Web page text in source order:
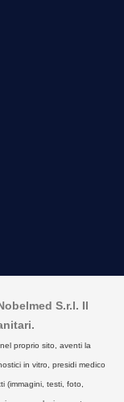
S.r.l. Il
proprio sito, aventi la
in vitro, presidi medico
(immagini, testi, foto,